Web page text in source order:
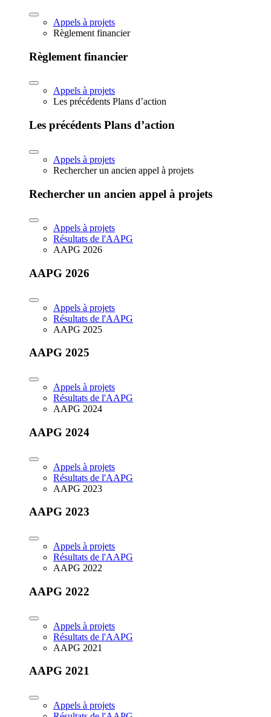
Appels à projets
Règlement financier
Règlement financier
Appels à projets
Les précédents Plans d’action
Les précédents Plans d’action
Appels à projets
Rechercher un ancien appel à projets
Rechercher un ancien appel à projets
Appels à projets
Résultats de l'AAPG
AAPG 2026
AAPG 2026
Appels à projets
Résultats de l'AAPG
AAPG 2025
AAPG 2025
Appels à projets
Résultats de l'AAPG
AAPG 2024
AAPG 2024
Appels à projets
Résultats de l'AAPG
AAPG 2023
AAPG 2023
Appels à projets
Résultats de l'AAPG
AAPG 2022
AAPG 2022
Appels à projets
Résultats de l'AAPG
AAPG 2021
AAPG 2021
Appels à projets